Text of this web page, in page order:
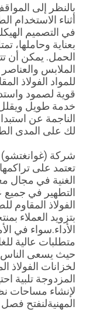
بالنظر إلى
أثناء الاستخدام
في التصميم
بعناية وحاملها،
الحمل. يمكن أن
الملابس
للمواد الفولاذ
قوية لصمود
خدمة طويل ويقلل
الناجمة عن
لك على المدى
شركة (غوانغتشو)
تعتمد على
الغنية في مجال
التطهير في جميع
الفولاذ المقاوم
بتزويد العملاء
الأداء.سواء في
متطلبات عالية
حيث يسعى الناس
لخزانات الفولاذ
المزدوجة تلبية
لإنشاء مساحات
المهنيةلنفتح